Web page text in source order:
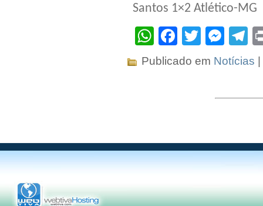
Santos 1×2 Atlético-MG
WhatsApp
Facebook
Twitter
Publicado em Notícias